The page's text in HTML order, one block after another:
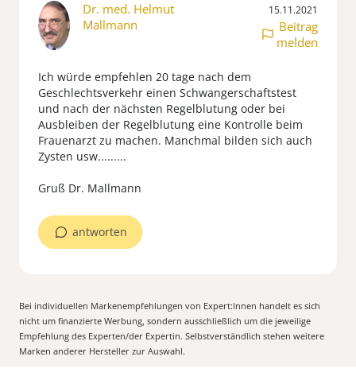
Dr. med. Helmut
Mallmann
15.11.2021
Beitrag
melden
Ich würde empfehlen 20 tage nach dem
Geschlechtsverkehr einen Schwangerschaftstest
und nach der nächsten Regelblutung oder bei
Ausbleiben der Regelblutung eine Kontrolle beim
Frauenarzt zu machen. Manchmal bilden sich auch
Zysten usw.........
Gruß Dr. Mallmann
antworten
Bei individuellen Markenempfehlungen von Expert:Innen handelt es sich
nicht um finanzierte Werbung, sondern ausschließlich um die jeweilige
Empfehlung des Experten/der Expertin. Selbstverständlich stehen weitere
Marken anderer Hersteller zur Auswahl.